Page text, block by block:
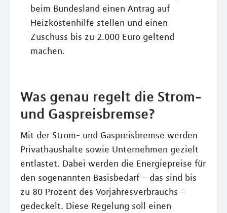
beim Bundesland einen Antrag auf
Heizkostenhilfe stellen und einen
Zuschuss bis zu 2.000 Euro geltend
machen.
Was genau regelt die Strom-
und Gaspreisbremse?
Mit der Strom- und Gaspreisbremse werden
Privathaushalte sowie Unternehmen gezielt
entlastet. Dabei werden die Energiepreise für
den sogenannten Basisbedarf – das sind bis
zu 80 Prozent des Vorjahresverbrauchs –
gedeckelt. Diese Regelung soll einen